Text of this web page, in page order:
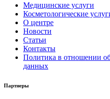
Медицинские услуги
Косметологические
О центре
Новости
Статьи
Контакты
Политика в отношении
данных
Партнеры